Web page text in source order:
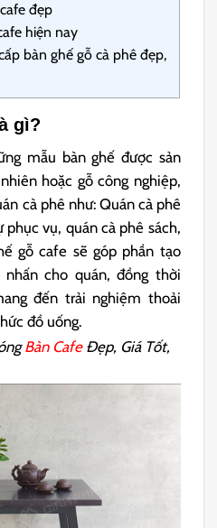
đẹp
hiện nay
bàn ghế gỗ cà phê đẹp,
gì?
mẫu bàn ghế được sản
hoặc gỗ công nghiệp,
cà phê như: Quán cà phê
vụ, quán cà phê sách,
gỗ cafe sẽ góp phần tạo
cho quán, đồng thời
đến trải nghiệm thoải
đồ uống.
Bàn Cafe Đẹp, Giá Tốt,